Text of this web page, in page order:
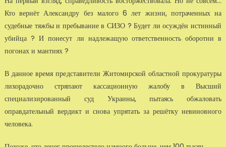
Кто вернёт Александру без малого 6 лет жизни, потраченных на
судебные тяжбы и пребывание в СИЗО ? Будет ли осуждён истинный
убийца ? И понесут ли надлежащую ответственность оборотни в
погонах и мантиях ?
В данное время представители Житомирской областной прокуратуры
лихорадочно стряпают кассационную жалобу в Высший
специализированный суд Украины, пытаясь обжаловать
оправдательный вердикт и снова упрятать за решётку невиновного
человека.